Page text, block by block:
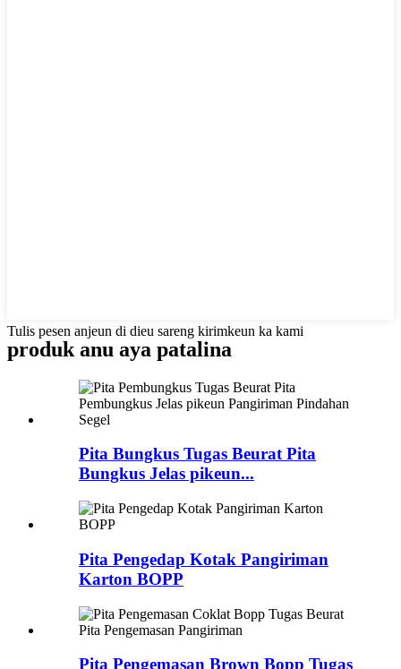
Tulis pesen anjeun di dieu sareng kirimkeun ka kami
produk anu aya patalina
Pita Bungkus Tugas Beurat Pita
Bungkus Jelas pikeun...
Pita Pengedap Kotak Pangiriman
Karton BOPP
Pita Pengemasan Brown Bopp Tugas